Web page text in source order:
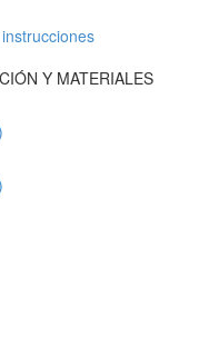
Y MATERIALES